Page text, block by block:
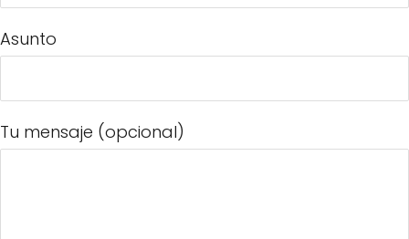
Asunto
Tu mensaje (opcional)